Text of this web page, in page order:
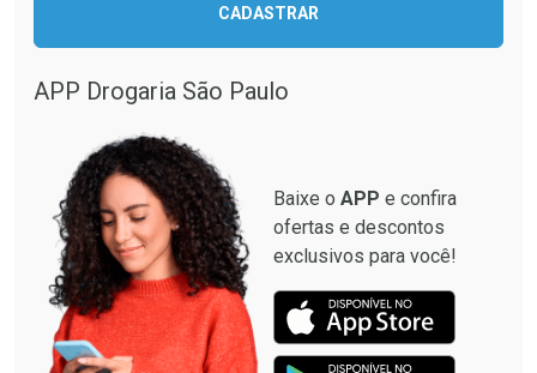
CADASTRAR
APP Drogaria São Paulo
Baixe o APP e confira
ofertas e descontos
exclusivos para você!